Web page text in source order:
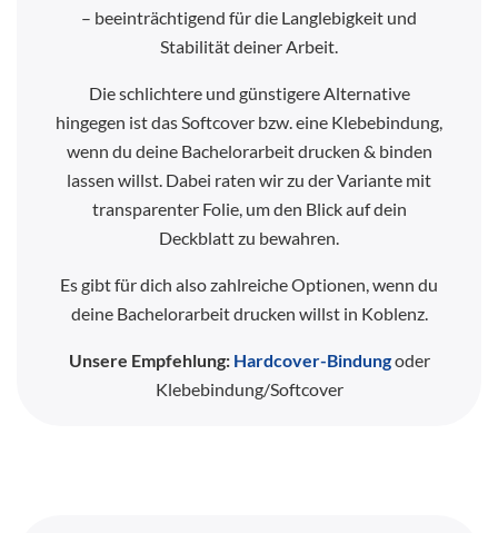
– beeinträchtigend für die Langlebigkeit und
Stabilität deiner Arbeit.
Die schlichtere und günstigere Alternative
hingegen ist das Softcover bzw. eine Klebebindung,
wenn du deine Bachelorarbeit drucken & binden
lassen willst. Dabei raten wir zu der Variante mit
transparenter Folie, um den Blick auf dein
Deckblatt zu bewahren.
Es gibt für dich also zahlreiche Optionen, wenn du
deine Bachelorarbeit drucken willst in Koblenz.
Unsere Empfehlung: Hardcover-Bindungoder
Klebebindung/Softcover